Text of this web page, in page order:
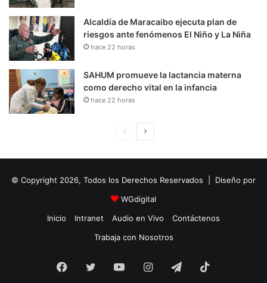
Alcaldía de Maracaibo ejecuta plan de
riesgos ante fenómenos El Niño y La Niña
hace 22 horas
SAHUM promueve la lactancia materna
como derecho vital en la infancia
hace 22 horas
i
n
a
u
i
e
e
© Copyright 2026, Todos los Derechos Reservados | Diseño por
WGdigital
Inicio
Intranet Audio en Vivo
Contáctenos
Trabaja con Nosotros
Facebook
Twitter YouTubeInstagramTelegram